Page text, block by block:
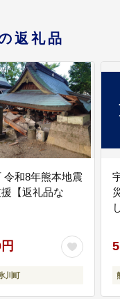
返礼品
令和8年熊本地震
【返礼品な
川町